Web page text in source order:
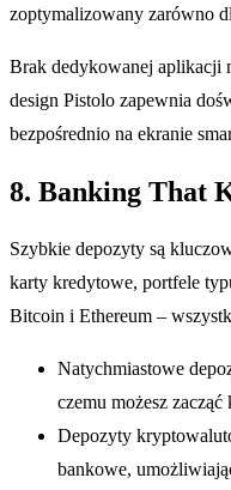
zoptymalizowany zarówno
Brak dedykowanej aplikacji
design Pistolo zapewnia
bezpośrednio na ekranie
8. Banking That
Szybkie depozyty są
karty kredytowe, portfele
Bitcoin i Ethereum –
Natychmiastowe
czemu możesz
Depozyty
bankowe,